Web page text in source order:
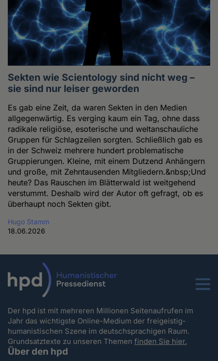
Sekten wie Scientology sind nicht weg –
sie sind nur leiser geworden
Es gab eine Zeit, da waren Sekten in den Medien
allgegenwärtig. Es verging kaum ein Tag, ohne dass
radikale religiöse, esoterische und weltanschauliche
Gruppen für Schlagzeilen sorgten. Schließlich gab es
in der Schweiz mehrere hundert problematische
Gruppierungen. Kleine, mit einem Dutzend Anhängern
und große, mit Zehntausenden Mitgliedern.&nbsp;Und
heute? Das Rauschen im Blätterwald ist weitgehend
verstummt. Deshalb wird der Autor oft gefragt, ob es
überhaupt noch Sekten gibt.
Hugo Stamm
18.06.2026
Menu
Der hpd ist mit mehreren Millionen Seitenaufrufen im
Jahr das wichtigste Online-Medium der freigeistig-
humanistischen Szene im deutschsprachigen Raum.
Grundsatztexte zu unseren Themenfinden Sie hier.
Über den hpd